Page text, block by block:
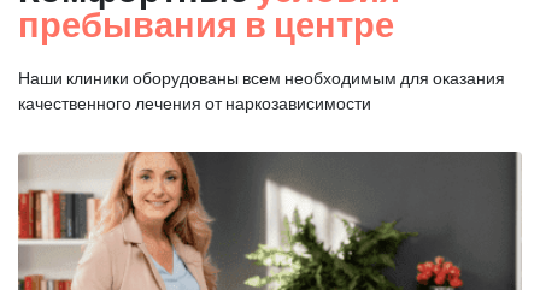
пребывания в центре
Наши клиники оборудованы всем необходимым для оказания
качественного лечения от наркозависимости